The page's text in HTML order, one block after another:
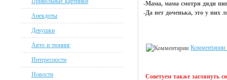
Анекдоты
Девушки
Авто и тюнинг
Интересности
Новости
-Мама, мама смотри дяди
-Да нет доченька, это у них
Комментарии
Советуем также заглянуть